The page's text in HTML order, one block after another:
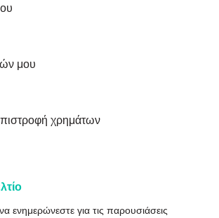
μου
χρημάτων
ενημερώνεστε για τις παρουσιάσεις